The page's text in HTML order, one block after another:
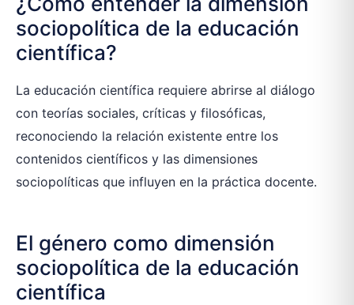
sociopolítica de la educación
científica?
La educación científica requiere abrirse al diálogo
con teorías sociales, críticas y filosóficas,
reconociendo la relación existente entre los
contenidos científicos y las dimensiones
sociopolíticas que influyen en la práctica docente.
El género como dimensión
sociopolítica de la educación
científica